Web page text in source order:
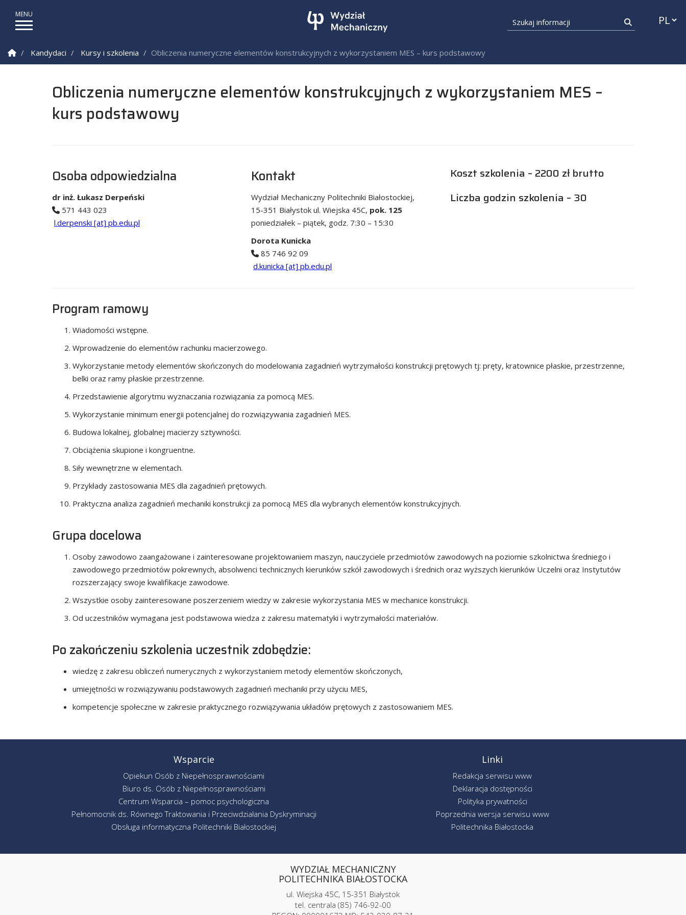
Szukaj informacji
Strona Główna
Kandydaci Kursy i szkolenia Obliczenia numeryczne elementów konstrukcyjnych z wykorzystaniem MES – kurs podstawowy
Obliczenia numeryczne elementów konstrukcyjnych z wykorzystaniem MES –
kurs podstawowy
Osoba odpowiedzialna
dr inż. Łukasz Derpeński
571 443 023
l.derpenski [at] pb.edu.pl
Kontakt
Wydział Mechaniczny Politechniki Białostockiej,
15-351 Białystok ul. Wiejska 45C, pok. 125
poniedziałek – piątek, godz. 7:30 – 15:30
Dorota Kunicka
85 746 92 09
d.kunicka [at] pb.edu.pl
Koszt szkolenia – 2200 zł brutto
Liczba godzin szkolenia – 30
Program ramowy
Wiadomości wstępne.
Wprowadzenie do elementów rachunku macierzowego.
Wykorzystanie metody elementów skończonych do modelowania zagadnień wytrzymałości konstrukcji prętowych tj: pręty, kratownice płaskie, przestrzenne,
belki oraz ramy płaskie przestrzenne.
Przedstawienie algorytmu wyznaczania rozwiązania za pomocą MES.
Wykorzystanie minimum energii potencjalnej do rozwiązywania zagadnień MES.
Budowa lokalnej, globalnej macierzy sztywności.
Obciążenia skupione i kongruentne.
Siły wewnętrzne w elementach.
Przykłady zastosowania MES dla zagadnień prętowych.
Praktyczna analiza zagadnień mechaniki konstrukcji za pomocą MES dla wybranych elementów konstrukcyjnych.
Grupa docelowa
Osoby zawodowo zaangażowane i zainteresowane projektowaniem maszyn, nauczyciele przedmiotów zawodowych na poziomie szkolnictwa średniego i
zawodowego przedmiotów pokrewnych, absolwenci technicznych kierunków szkół zawodowych i średnich oraz wyższych kierunków Uczelni oraz Instytutów
rozszerzający swoje kwalifikacje zawodowe.
Wszystkie osoby zainteresowane poszerzeniem wiedzy w zakresie wykorzystania MES w mechanice konstrukcji.
Od uczestników wymagana jest podstawowa wiedza z zakresu matematyki i wytrzymałości materiałów.
Po zakończeniu szkolenia uczestnik zdobędzie:
wiedzę z zakresu obliczeń numerycznych z wykorzystaniem metody elementów skończonych,
umiejętności w rozwiązywaniu podstawowych zagadnień mechaniki przy użyciu MES,
kompetencje społeczne w zakresie praktycznego rozwiązywania układów prętowych z zastosowaniem MES.
Wsparcie
Opiekun Osób z Niepełnosprawnościami
Biuro ds. Osób z Niepełnosprawnościami
Centrum Wsparcia – pomoc psychologiczna
Pełnomocnik ds. Równego Traktowania i Przeciwdziałania Dyskryminacji
Obsługa informatyczna Politechniki Białostockiej
Linki
Redakcja serwisu www
Deklaracja dostępności
Polityka prywatności
Poprzednia wersja serwisu www
Politechnika Białostocka
WYDZIAŁ MECHANICZNY
POLITECHNIKA BIAŁOSTOCKA
ul. Wiejska 45C, 15-351 Białystok
tel. centrala (85) 746-92-00